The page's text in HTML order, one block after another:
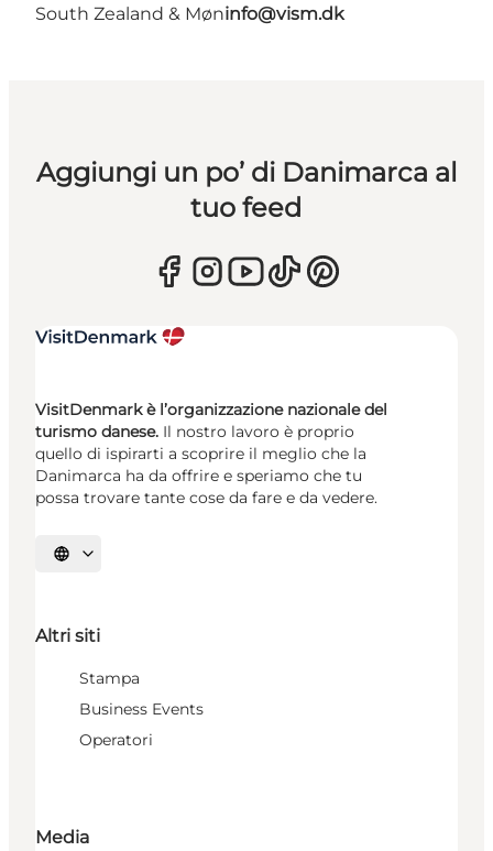
South Zealand & Møninfo@vism.dk
Aggiungi un po’ di Danimarca al
tuo feed
VisitDenmark è l’organizzazione nazionale del
turismo danese. Il nostro lavoro è proprio
quello di ispirarti a scoprire il meglio che la
Danimarca ha da offrire e speriamo che tu
possa trovare tante cose da fare e da vedere.
Seleziona la lingua
Altri siti
Stampa
Business Events
Operatori
Media